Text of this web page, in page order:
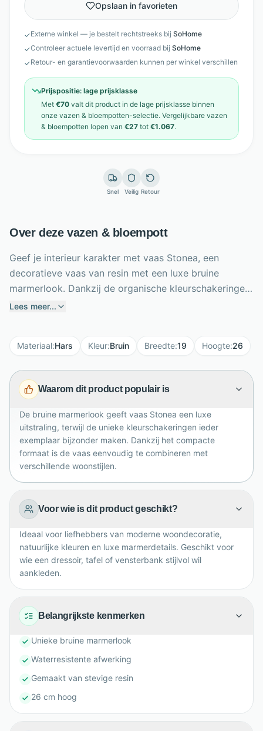
Opslaan in favorieten
✓Externe winkel — je bestelt rechtstreeks bij SoHome
✓Controleer actuele levertijd en voorraad bij SoHome
✓Retour- en garantievoorwaarden kunnen per winkel verschillen
Prijspositie: lage prijsklasse
Met €70 valt dit product in de lage prijsklasse binnen
onze vazen & bloempotten-selectie. Vergelijkbare vazen
& bloempotten lopen van €27 tot €1.067.
Snel Veilig Retour
Over deze vazen & bloempott
Geef je interieur karakter met vaas Stonea, een
decoratieve vaas van resin met een luxe bruine
marmerlook. Dankzij de organische kleurschakeringen
is ieder exemplaar uniek en kan de tint licht afwijken.
blikvanger op een eettafel, dressoir of vensterbank.
voor bloemen en decoratieve takken. Combineer haar
met natuurlijke materialen, warme aardetinten en
moderne accessoires voor een harmonieus geheel.
Reinigen gaat eenvoudig met een vochtige of droge
doek. Zo blijft haar verfijnde uitstraling langdurig mooi
behouden.
Lees meer...
Materiaal:Hars Kleur:Bruin Breedte:19 Hoogte:26
Waarom dit product populair is
De bruine marmerlook geeft vaas Stonea een luxe
uitstraling, terwijl de unieke kleurschakeringen ieder
exemplaar bijzonder maken. Dankzij het compacte
formaat is de vaas eenvoudig te combineren met
verschillende woonstijlen.
Voor wie is dit product geschikt?
Ideaal voor liefhebbers van moderne woondecoratie,
natuurlijke kleuren en luxe marmerdetails. Geschikt voor
wie een dressoir, tafel of vensterbank stijlvol wil
aankleden.
Belangrijkste kenmerken
Unieke bruine marmerlook
Waterresistente afwerking
Gemaakt van stevige resin
26 cm hoog